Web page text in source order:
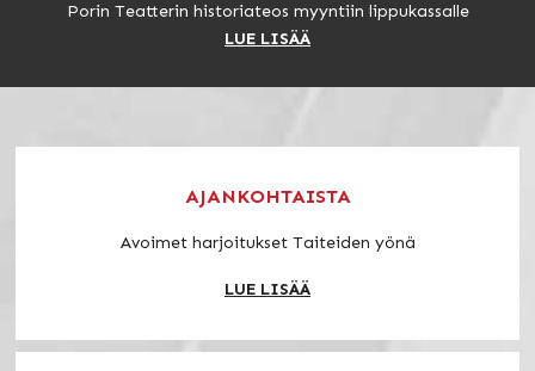
Porin Teatterin historiateos myyntiin lippukassalle
LUE LISÄÄ
AJANKOHTAISTA
Avoimet harjoitukset Taiteiden yönä
LUE LISÄÄ